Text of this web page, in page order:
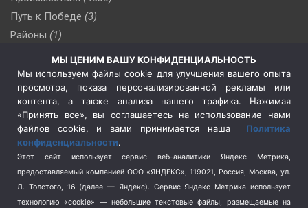
Путь к Победе (3)
Районы (1)
(510)
Сельское хозяйство (3)
Социальная политика
(3)
Спецоперация в Украине
Спецоперация на Украине
(404)
Спорт (740)
Терроризм (1)
Транспорт (262)
МЫ ЦЕНИМ ВАШУ КОНФИДЕНЦИАЛЬНОСТЬ
Мы используем файлы cookie для улучшения вашего опыта
просмотра, показа персонализированной рекламы или
контента, а также анализа нашего трафика. Нажимая
«Принять все», вы соглашаетесь на использование нами
файлов cookie, и вами принимается наша Политика
конфиденциальности.
Этот сайт использует сервис веб-аналитики Яндекс Метрика,
предоставляемый компанией ООО «ЯНДЕКС», 119021, Россия, Москва, ул.
Л. Толстого, 16 (далее — Яндекс). Сервис Яндекс Метрика использует
технологию «cookie» — небольшие текстовые файлы, размещаемые на